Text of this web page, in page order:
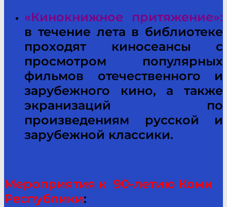
«Кинокнижное притяжение»:
в течение лета в библиотеке
проходят киносеансы с
просмотром популярных
фильмов отечественного и
зарубежного кино, а также
экранизаций по
произведениям русской и
зарубежной классики.
Мероприятия к 90-летию Коми
Республики: